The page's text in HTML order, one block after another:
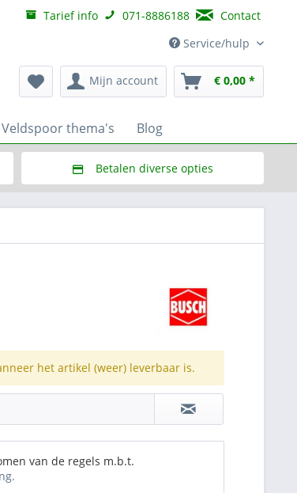
Tarief info 071-8886188
Contact
Service/hulp
Mijn account € 0,00 *
Veldspoor thema's Blog
Betalen diverse opties
het artikel (weer) leverbaar is.
van de regels m.b.t.